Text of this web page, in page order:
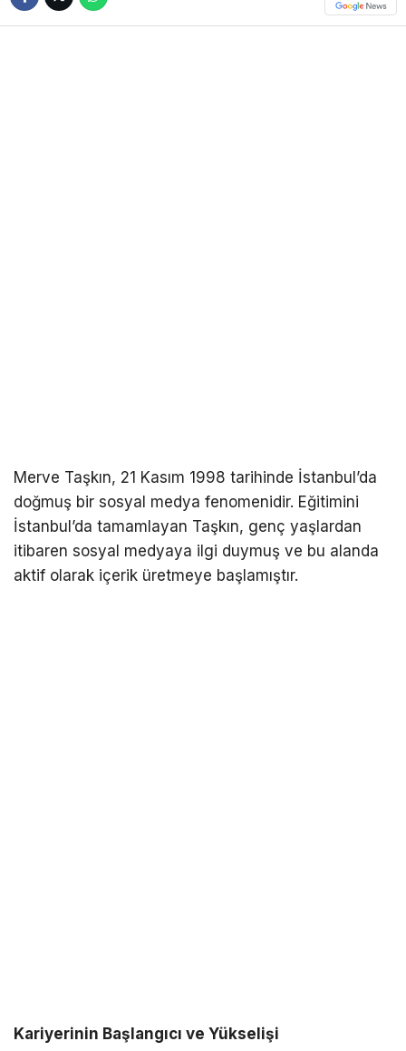
Merve Taşkın, 21 Kasım 1998 tarihinde İstanbul’da
doğmuş bir sosyal medya fenomenidir. Eğitimini
İstanbul’da tamamlayan Taşkın, genç yaşlardan
itibaren sosyal medyaya ilgi duymuş ve bu alanda
aktif olarak içerik üretmeye başlamıştır.
Kariyerinin Başlangıcı ve Yükselişi